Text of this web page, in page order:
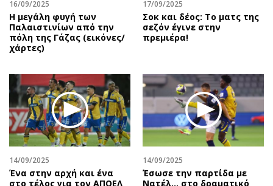
16/09/2025
Η μεγάλη φυγή των
Παλαιστινίων από την
πόλη της Γάζας (εικόνες/
χάρτες)
17/09/2025
Σοκ και δέος: Το ματς της
σεζόν έγινε στην
πρεμιέρα!
14/09/2025
Ένα στην αρχή και ένα
στο τέλος για τον ΑΠΟΕΛ
14/09/2025
Έσωσε την παρτίδα με
Νατέλ… στο δραματικό